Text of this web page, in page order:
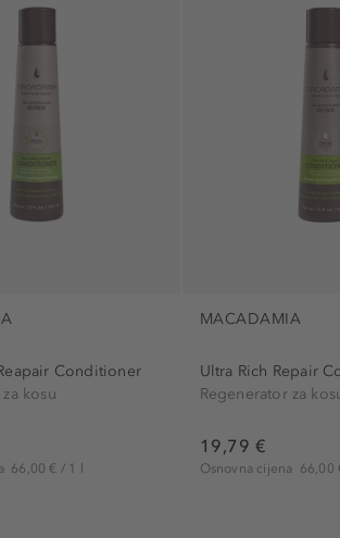
Njegujući (52)
nježan (1)
obojen (3)
osvjetljavajući (1)
Conditioner
kosu
66,00 € / 1 l
MACADAMIA
Ultra Rich Repair
Regenerator za
19,79 €
Osnovna cijena 66,00